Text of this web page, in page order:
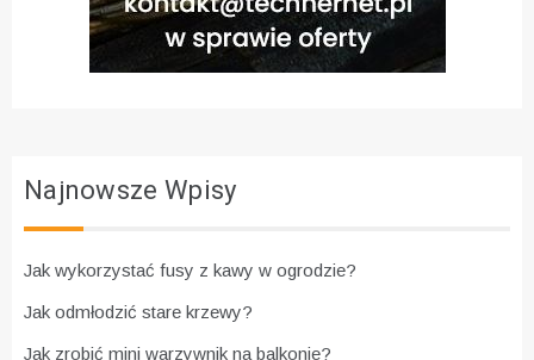
Najnowsze Wpisy
Jak wykorzystać fusy z kawy w ogrodzie?
Jak odmłodzić stare krzewy?
Jak zrobić mini warzywnik na balkonie?